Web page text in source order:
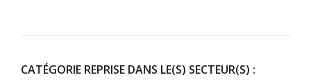
CATÉGORIE REPRISE DANS LE(S) SECTEUR(S) :